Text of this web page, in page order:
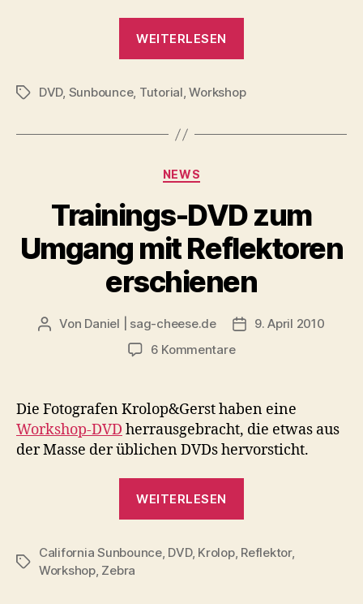
WEITERLESEN
Let
Bounce
&
Gerst“
Schlagwörter
DVD, Sunbounce, Tutorial,Workshop
Kategorien
NEWS
Trainings-DVD zum
Umgang mit Reflektoren
erschienen
Beitragsautor
Von Daniel | sag-cheese.de Beitragsdatum
9. April 2010
6 Kommentarezu
zum
Umgang
mit
Reflektoren
Die Fotografen Krolop&Gerst haben eine
Workshop-DVD herrausgebracht, die etwas aus
der Masse der üblichen DVDs hervorsticht.
WEITERLESEN
Umgang
Schlagwörter
California Sunbounce, DVD, Krolop, Reflektor,
Workshop, Zebra